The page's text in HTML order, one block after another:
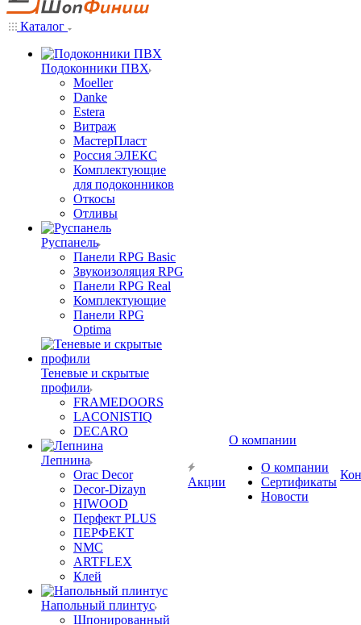
Каталог
Подоконники ПВХ
Moeller
Danke
Estera
Витраж
МастерПласт
Россия ЭЛЕКС
Комплектующие
для подоконников
Откосы
Отливы
Руспанель
Панели RPG Basic
Звукоизоляция RPG
Панели RPG Real
Комплектующие
Панели RPG
Optima
Теневые и скрытые
профили
FRAMEDOORS
LACONISTIQ
DECARO
Лепнина
Orac Decor
Decor-Dizayn
HIWOOD
Перфект PLUS
ПЕРФЕКТ
NMC
ARTFLEX
Клей
Напольный плинтус
Шпонированный
Акции
О компании
О компании
Сертификаты
Новости